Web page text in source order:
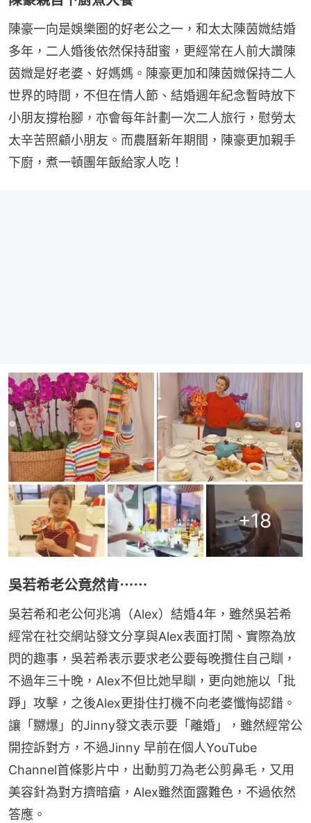
陳豪一向是娛樂圈的好老公之一，和太太陳茵媺結婚
多年，二人婚後依然保持甜蜜，更經常在人前大讚陳
茵媺是好老婆、好媽媽。陳豪更加和陳茵媺保持二人
世界的時間，不但在情人節、結婚週年紀念暫時放下
小朋友撐枱腳，亦會每年計劃一次二人旅行，慰勞太
太辛苦照顧小朋友。而農曆新年期間，陳豪更加親手
下廚，煮一頓團年飯給家人吃！
+18
吳若希老公竟然肯⋯⋯
吳若希和老公何兆鴻（Alex）結婚4年，雖然吳若希
經常在社交網站發文分享與Alex表面打鬧、實際為放
閃的趣事，吳若希表示要求老公要每晚攬住自己瞓，
不過年三十晚，Alex不但比她早瞓，更向她施以「批
踭」攻擊，之後Alex更掛住打機不向老婆懺悔認錯。
讓「嬲爆」的Jinny發文表示要「離婚」，雖然經常公
開控訴對方，不過Jinny 早前在個人YouTube
Channel首條影片中，出動剪刀為老公剪鼻毛，又用
美容針為對方擠暗瘡，Alex雖然面露難色，不過依然
答應。